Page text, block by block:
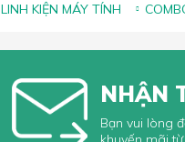
LINH KIỆN MÁY TÍNH
NHẬN
Bạn vui lòng